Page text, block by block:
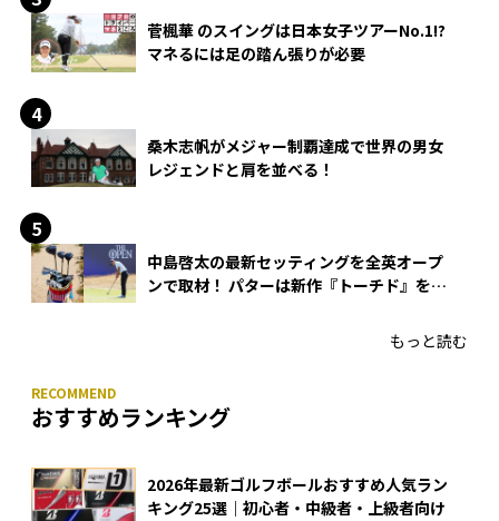
菅楓華 のスイングは日本女子ツアーNo.1!?
マネるには足の踏ん張りが必要
桑木志帆がメジャー制覇達成で世界の男女
レジェンドと肩を並べる！
中島啓太の最新セッティングを全英オープ
ンで取材！ パターは新作『トーチド』を投
もっと読む
おすすめランキング
2026年最新ゴルフボールおすすめ人気ラン
キング25選｜初心者・中級者・上級者向け